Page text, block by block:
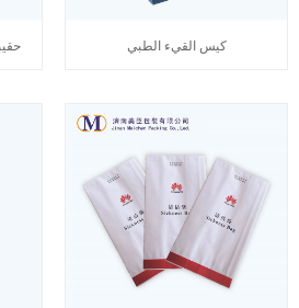
كيس القيء الطبي